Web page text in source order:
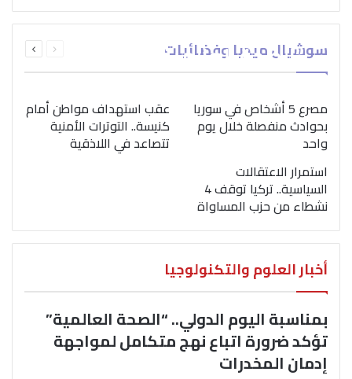
سوشيال ميديا وفضائيات الصفحةالصفحة
بمناسبة اليوم الدولي..
“الصحة العالمية” تؤكد
ضرورة اتباع نهج متكامل
لمواجهة إدمان المخدرات
مصرع 5 أشخاص في سوريا
بحوادث منفصلة خلال يوم
واحد
عقب استهداف مواطن أمام
كنيسة.. التوترات الأمنية
تتصاعد في اللاذقية
استمرار الاعتقالات
السياسية.. تركيا توقف 4
نشطاء من حزب المساواة
أخبار العلوم والتكنولوجيا
بمناسبة اليوم الدولي.. “الصحة العالمية”
تؤكد ضرورة اتباع نهج متكامل لمواجهة
إدمان المخدرات